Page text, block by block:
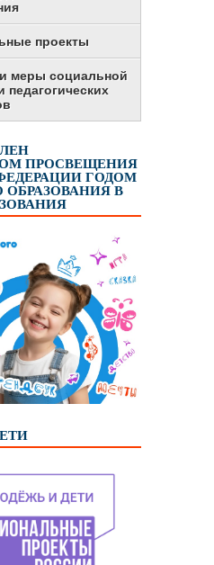
проекты
меры социальной
педагогических
ПРОСВЕЩЕНИЯ
ГОДОМ
В